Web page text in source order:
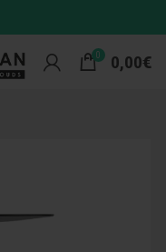
0 0,00€